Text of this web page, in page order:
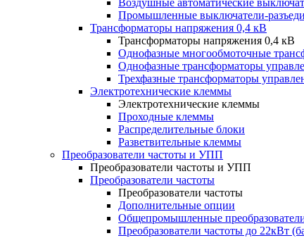
Воздушные автоматические
Промышленные выключатели-
Трансформаторы напряжения 0,4 кВ
Трансформаторы напряжения 0,4 кВ
Однофазные многообмоточные
Однофазные трансформаторы
Трехфазные трансформаторы
Электротехнические клеммы
Электротехнические клеммы
Проходные клеммы
Распределительные блоки
Разветвительные клеммы
Преобразователи частоты и УПП
Преобразователи частоты и УПП
Преобразователи частоты
Преобразователи частоты
Дополнительные опции
Общепромышленные
Преобразователи частоты до 22кВт